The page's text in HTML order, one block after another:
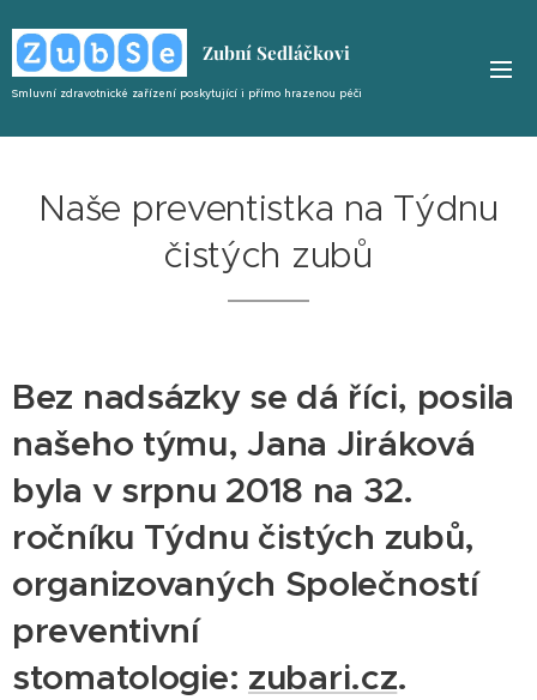
Zubní Sedláčkovi
Smluvní zdravotnické zařízení poskytující i přímo hrazenou péči
Naše preventistka na Týdnu
čistých zubů
Bez nadsázky se dá říci, posila
našeho týmu, Jana Jiráková
byla v srpnu 2018 na 32.
ročníku Týdnu čistých zubů,
organizovaných Společností
preventivní
stomatologie: zubari.cz.